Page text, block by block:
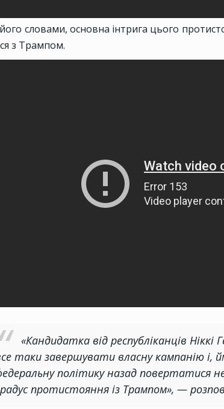
словами, основна інтрига цього
з Трампом.
«Кандидатка від республіканців Ніккі
таки завершувати власну кампанію і,
політику назад повертатися
протистояння із Трампом», —